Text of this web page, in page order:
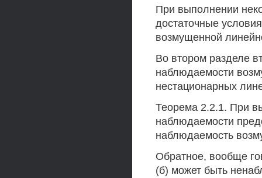
При выполнении
достаточные
возмущенной
Во втором разделе
наблюдаемости
нестационарных
Теорема 2.2.1. При
наблюдаемости
наблюдаемость
Обратное, вообще
(б) может быть